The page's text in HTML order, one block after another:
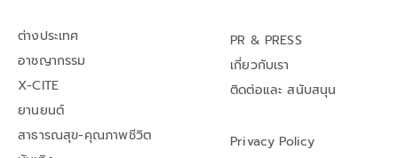
ต่างประเทศ
อาชญากรรม
X-CITE
ยานยนต์
สาธารณสุข-คุณภาพชีวิต
PR & PRESS
เกี่ยวกับเรา
ติดต่อและ สนับสนุน
Privacy Policy